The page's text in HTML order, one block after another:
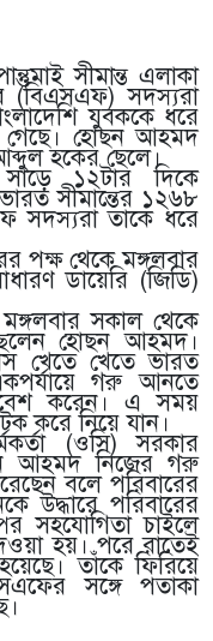
সীমান্ত এলাকা
(বিএসএফ) সদস্যরা
যুবককে ধরে
গেছে। হোছন আহমদ
হকের ছেলে।
১২টার দিকে
সীমান্তের ১২৬৮
সদস্যরা তাকে ধরে
পক্ষ থেকে মঙ্গলবার
ডায়েরি (জিডি)
সকাল থেকে
হোছন আহমদ।
খেতে খেতে ভারত
গরু আনতে
করেন। এ সময়
করে নিয়ে যান।
(ওসি) সরকার
আহমদ নিজের গরু
বলে পরিবারের
উদ্ধারে পরিবারের
সহযোগিতা চাইলে
হয়। পরে রাতেই
তাঁকে ফিরিয়ে
সঙ্গে পতাকা